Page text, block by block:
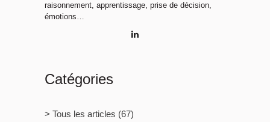
raisonnement, apprentissage, prise de décision,
émotions…
Catégories
> Tous les articles (67)